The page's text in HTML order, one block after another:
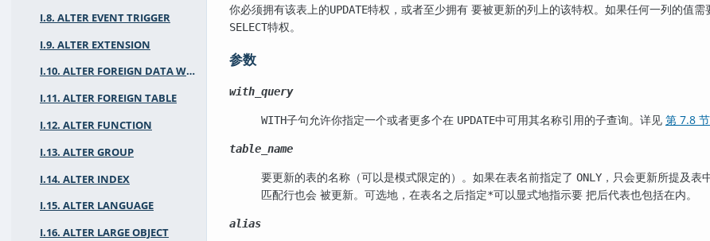
I.8. ALTER EVENT TRIGGER
I.9. ALTER EXTENSION
I.10. ALTER FOREIGN DATA WRAPPER
I.11. ALTER FOREIGN TABLE
I.12. ALTER FUNCTION
I.13. ALTER GROUP
I.14. ALTER INDEX
I.15. ALTER LANGUAGE
I.16. ALTER LARGE OBJECT
你必须拥有该表上的UPDATE特权，或者至少拥有 要被更新的列上的该特权。如果任何一列的值需
SELECT特权。
参数
with_query
WITH子句允许你指定一个或者更多个在 UPDATE中可用其名称引用的子查询。详见 第 7.8 节
table_name
要更新的表的名称（可以是模式限定的）。如果在表名前指定了 ONLY ，只会更新所提及表
匹配行也会 被更新。可选地，在表名之后指定*可以显式地指示要 把后代表也包括在内。
alias